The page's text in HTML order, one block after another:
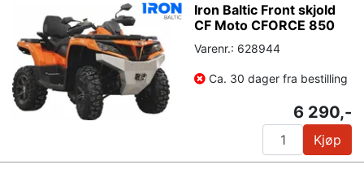
Iron Baltic Front skjold
CF Moto CFORCE 850
Varenr.: 628944
Ca. 30 dager fra bestilling
6 290,-
Kjøp